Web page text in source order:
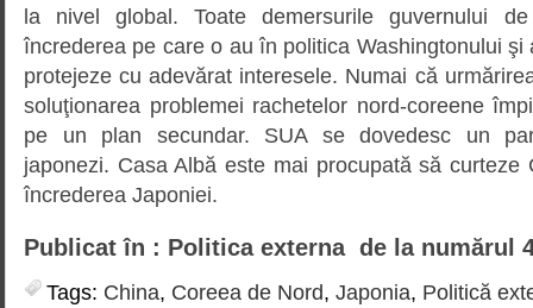
la nivel global. Toate demersurile guvernului
încrederea pe care o au în politica Washingtonului şi
protejeze cu adevărat interesele. Numai că
soluţionarea problemei rachetelor nord-coreene
pe un plan secundar. SUA se dovedesc un
japonezi. Casa Albă este mai procupată să curteze
încrederea Japoniei.
Publicat în : Politica externa de la numărul
Tags: China, Coreea de Nord, Japonia, Politică